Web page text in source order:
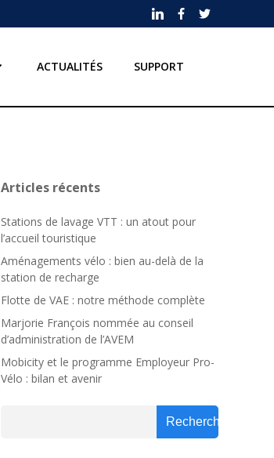
ACTUALITÉS SUPPORT
Articles récents
Stations de lavage VTT : un atout pour
l’accueil touristique
Aménagements vélo : bien au-delà de la
station de recharge
Flotte de VAE : notre méthode complète
Marjorie François nommée au conseil
d’administration de l’AVEM
Mobicity et le programme Employeur Pro-
Vélo : bilan et avenir
Rechercher